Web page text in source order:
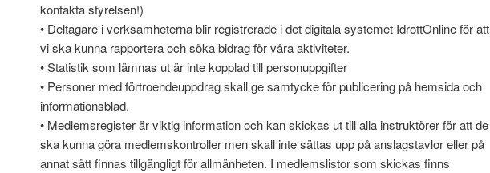
kontakta styrelsen!)
• Deltagare i verksamheterna blir registrerade i det digitala systemet IdrottOnline för att
vi ska kunna rapportera och söka bidrag för våra aktiviteter.
• Statistik som lämnas ut är inte kopplad till personuppgifter
• Personer med förtroendeuppdrag skall ge samtycke för publicering på hemsida och
informationsblad.
• Medlemsregister är viktig information och kan skickas ut till alla instruktörer för att de
ska kunna göra medlemskontroller men skall inte sättas upp på anslagstavlor eller på
annat sätt finnas tillgängligt för allmänheten. I medlemslistor som skickas finns